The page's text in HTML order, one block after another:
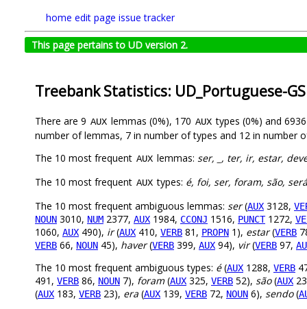
home edit page issue tracker
This page pertains to UD version 2.
Treebank Statistics: UD_Portuguese-
There are 9 AUX lemmas (0%), 170 AUX types (0%) and
number of lemmas, 7 in number of types and 12 in number
The 10 most frequent AUX lemmas: ser, _, ter, ir, estar,
The 10 most frequent AUX types: é, foi, ser, foram, são,
The 10 most frequent ambiguous lemmas: ser(AUX 3128,
NOUN 3010, NUM 2377, AUX 1984, CCONJ 1516, PUNCT1272,
1060, AUX 490), ir(AUX 410, VERB 81, PROPN 1), estar(VERB
VERB 66, NOUN 45), haver(VERB 399, AUX 94), vir(VERB 97,
The 10 most frequent ambiguous types: é(AUX 1288, VERB
491, VERB 86, NOUN 7), foram(AUX 325, VERB 52), são(AUX
(AUX 183, VERB 23), era (AUX 139, VERB 72, NOUN 6), sendo(